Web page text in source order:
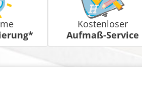
Kostenloser
Aufmaß-Service